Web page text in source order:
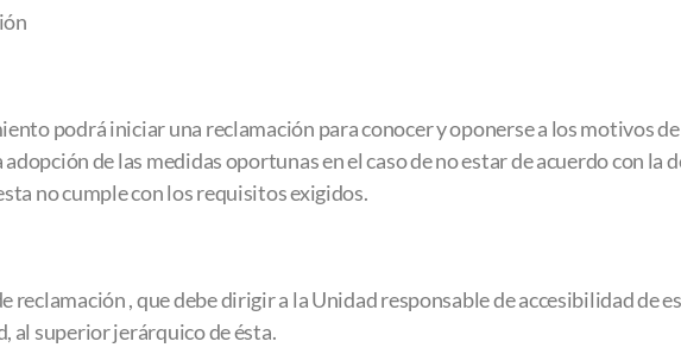
podrá iniciar una reclamación para conocer y oponerse a los motivos
de las medidas oportunas en el caso de no estar de acuerdo con la
no cumple con los requisitos exigidos.
reclamación , que debe dirigir a la Unidad responsable de accesibilidad de
al superior jerárquico de ésta.